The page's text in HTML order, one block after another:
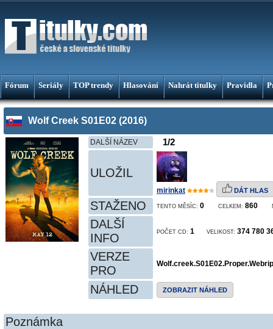
Fórum Seriály TOP trendy Hlasování Nahrát titulky Pravidla
Wolf Creek S01E02 (2016)
DALŠÍ NÁZEV 1/2
ULOŽIL
mirinkat DÁT HLAS
STAŽENO TENTO MĚSÍC: 0 CELKEM: 860
DALŠÍ
INFO
POČET CD: 1 VELIKOST: 374 780
VERZE
PRO
NÁHLED ZOBRAZIT NÁHLED
Poznámka